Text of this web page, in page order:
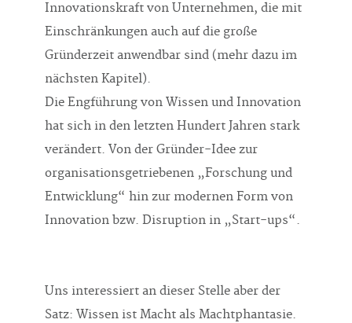
Innovationskraft von Unternehmen, die mit
Einschränkungen auch auf die große
Gründerzeit anwendbar sind (mehr dazu im
nächsten Kapitel).
Die Engführung von Wissen und Innovation
hat sich in den letzten Hundert Jahren stark
verändert. Von der Gründer-Idee zur
organisationsgetriebenen „Forschung und
Entwicklung“ hin zur modernen Form von
Innovation bzw. Disruption in „Start-ups“.
Uns interessiert an dieser Stelle aber der
Satz: Wissen ist Macht als Machtphantasie.